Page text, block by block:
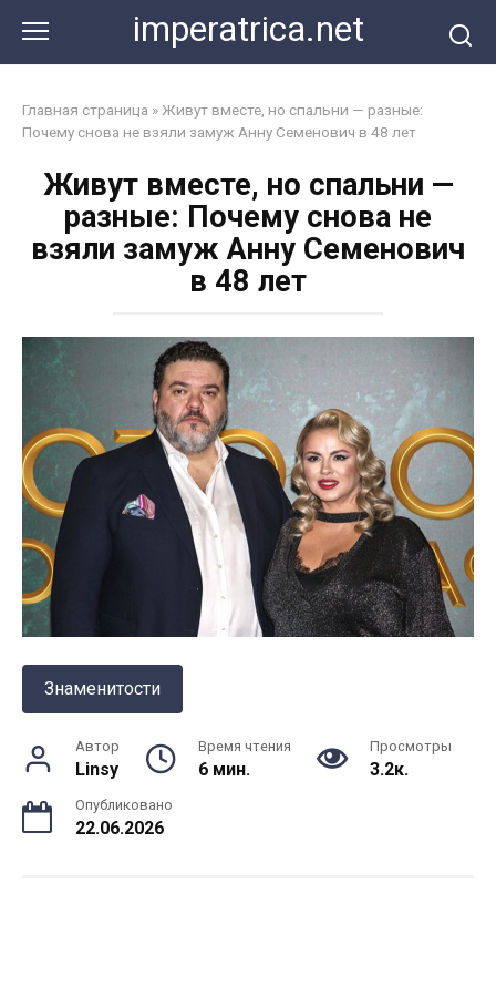
контенту
imperatrica.net
Главная страница » Живут вместе, но спальни — разные:
Почему снова не взяли замуж Анну Семенович в 48 лет
Живут вместе, но спальни —
разные: Почему снова не
взяли замуж Анну Семенович
в 48 лет
Знаменитости
Автор
Linsy
Время чтения
6 мин.
Просмотры
3.2к.
Опубликовано
22.06.2026